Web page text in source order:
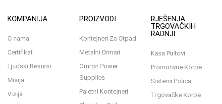
KOMPANIJA
O nama
Certifikat
Ljudski Resursi
Misija
Vizija
PROIZVODI
Kontejneri Za Otpad
Metalni Ormari
Omron Power
Supplies
Paletni Kontejneri
RJEŠENJA
TRGOVAČKIH
RADNJI
Kasa Pultovi
Promotivne Korpe
Sistemi Polica
Trgovačke Korpe